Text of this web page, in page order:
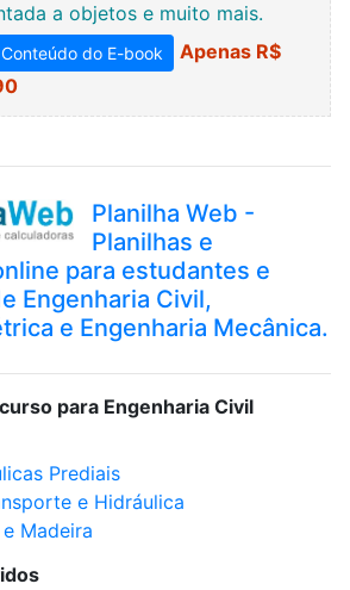
a objetos e muito mais.
do E-book
Apenas R$
Planilha Web -
Planilhas e
para estudantes e
Engenharia Civil,
e Engenharia Mecânica.
para Engenharia Civil
Prediais
e Hidráulica
Madeira